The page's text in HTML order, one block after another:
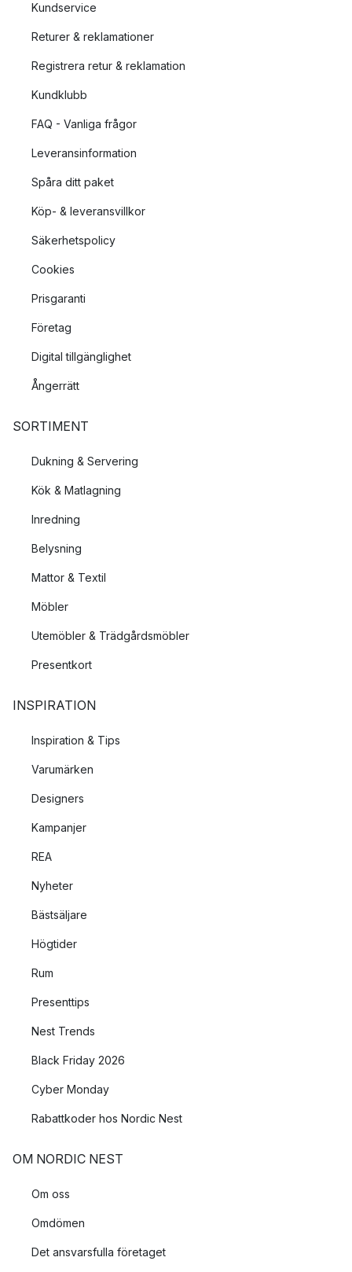
Kundservice
Returer & reklamationer
Registrera retur & reklamation
Kundklubb
FAQ - Vanliga frågor
Leveransinformation
Spåra ditt paket
Köp- & leveransvillkor
Säkerhetspolicy
Cookies
Prisgaranti
Företag
Digital tillgänglighet
Ångerrätt
SORTIMENT
Dukning & Servering
Kök & Matlagning
Inredning
Belysning
Mattor & Textil
Möbler
Utemöbler & Trädgårdsmöbler
Presentkort
INSPIRATION
Inspiration & Tips
Varumärken
Designers
Kampanjer
REA
Nyheter
Bästsäljare
Högtider
Rum
Presenttips
Nest Trends
Black Friday 2026
Cyber Monday
Rabattkoder hos Nordic Nest
OM NORDIC NEST
Om oss
Omdömen
Det ansvarsfulla företaget